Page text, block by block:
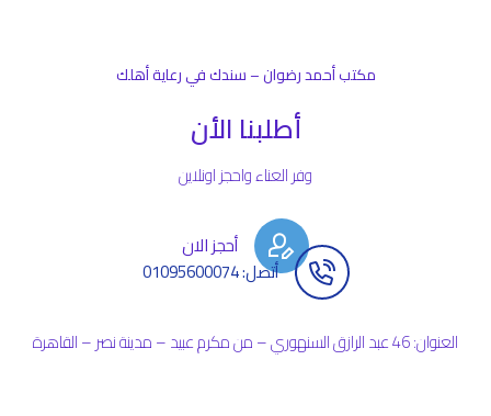
مكتب أحمد رضوان – سندك في رعاية أهلك
أطلبنا الأن
وفر العناء واحجز اونلاين
أحجز الان
أتصل: 01095600074
العنوان: 46 عبد الرازق السنهوري – من مكرم عبيد – مدينة نصر – القاهرة